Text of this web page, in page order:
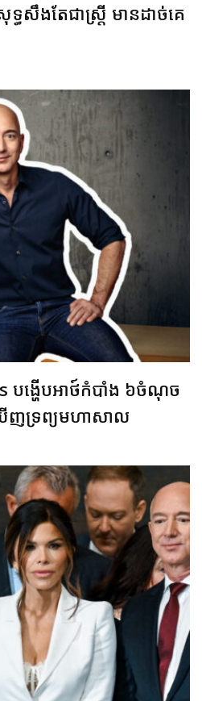
ធសឹងតែជាស្ត្រី មានដាច់គេ
បង្ហើបអាថ៍កំបាំង ៦ចំណុច
ើញទ្រព្យមហាសាល